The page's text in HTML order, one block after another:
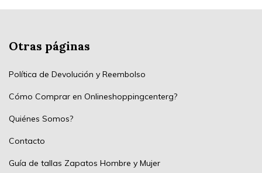
Otras páginas
Política de Devolución y Reembolso
Cómo Comprar en Onlineshoppingcenterg?
Quiénes Somos?
Contacto
Guía de tallas Zapatos Hombre y Mujer